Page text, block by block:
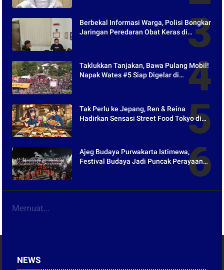
Berbekal Informasi Warga, Polisi Bongkar
Jaringan Peredaran Obat Keras di
Taklukkan Tanjakan, Bawa Pulang Mobil!
Napak Wates #5 Siap Digelar di
Tak Perlu ke Jepang, Ren & Reina
Hadirkan Sensasi Street Food Tokyo di
Ajeg Budaya Purwakarta Istimewa,
Festival Budaya Jadi Puncak Perayaan
Memuat...
NEWS